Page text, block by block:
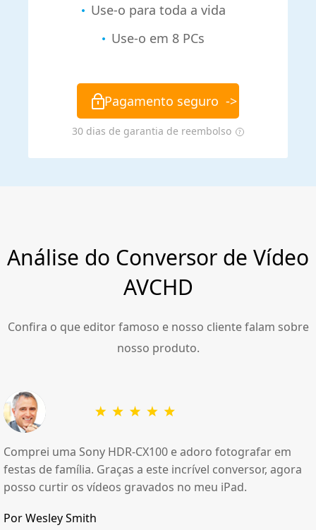
Use-o para toda a vida
Use-o em 8 PCs
Pagamento seguro ->
30 dias de garantia de reembolso
Análise do Conversor de Vídeo
AVCHD
Confira o que editor famoso e nosso cliente falam sobre
nosso produto.
Comprei uma Sony HDR-CX100 e adoro fotografar em
festas de família. Graças a este incrível conversor, agora
posso curtir os vídeos gravados no meu iPad.
Por Wesley Smith